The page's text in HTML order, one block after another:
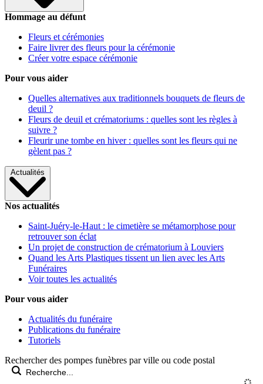
Hommage au défunt
Fleurs et cérémonies
Faire livrer des fleurs pour la cérémonie
Créer votre espace cérémonie
Pour vous aider
Quelles alternatives aux traditionnels bouquets de fleurs de
deuil ?
Fleurs de deuil et crématoriums : quelles sont les règles à
suivre ?
Fleurir une tombe en hiver : quelles sont les fleurs qui ne
gèlent pas ?
Actualités
Nos actualités
Saint-Juéry-le-Haut : le cimetière se métamorphose pour
retrouver son éclat
Un projet de construction de crématorium à Louviers
Quand les Arts Plastiques tissent un lien avec les Arts
Funéraires
Voir toutes les actualités
Pour vous aider
Actualités du funéraire
Publications du funéraire
Tutoriels
Rechercher des pompes funèbres par ville ou code postal